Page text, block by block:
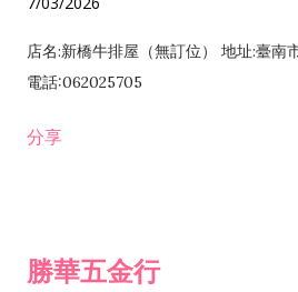
店名:新橋牛排屋（無訂位） 地址:臺南
電話:062025705
分享
勝華五金行